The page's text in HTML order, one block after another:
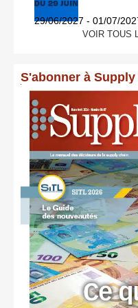
29/06/2027 - 01/07/
VOIR TOUS
S'abonner à